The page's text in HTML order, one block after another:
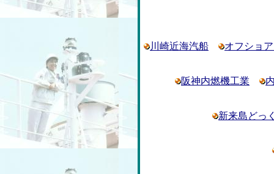
川崎近海汽船 オフショ
阪神内燃機工業
新来島どっ